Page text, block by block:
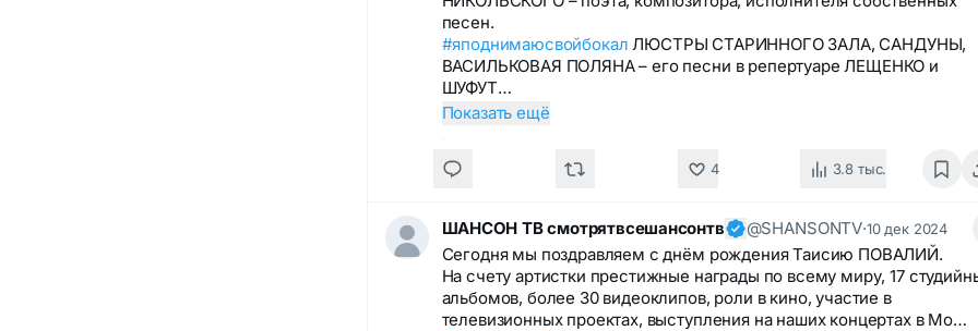
песен.
#яподнимаюсвойбокал ЛЮСТРЫ СТАРИННОГО ЗАЛА, САНДУНЫ,
ВАСИЛЬКОВАЯ ПОЛЯНА – его песни в репертуаре ЛЕЩЕНКО и
ШУФУТ…
Показать ещё
4 3.8 тыс.
ШАНСОН ТВ смотрятвсешансонтв @SHANSONTV·10 дек 2024
Сегодня мы поздравляем с днём рождения Таисию ПОВАЛИЙ.
На счету артистки престижные награды по всему миру, 17
альбомов, более 30 видеоклипов, роли в кино, участие в
телевизионных проектах, выступления на наших концертах в Мо…